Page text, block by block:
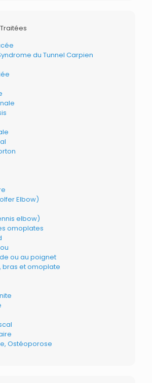
du Tunnel Carpien
Elbow)
elbow)
omoplates
ou au poignet
bras et omoplate
Ostéoporose